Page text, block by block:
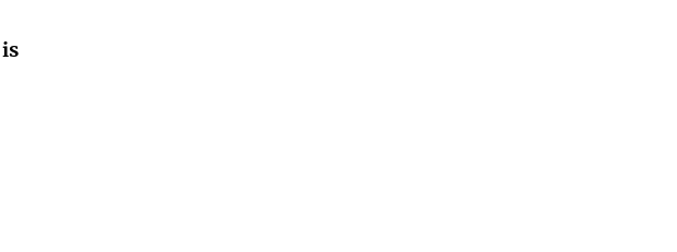
is